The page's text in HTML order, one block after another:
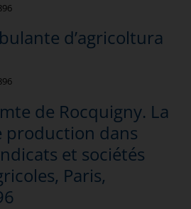
d’agricoltura
de Rocquigny. La
production dans
et sociétés
Paris,